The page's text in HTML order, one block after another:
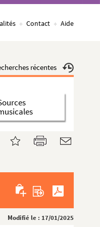
Contact Aide
récentes
Modifié le : 17/01/2025